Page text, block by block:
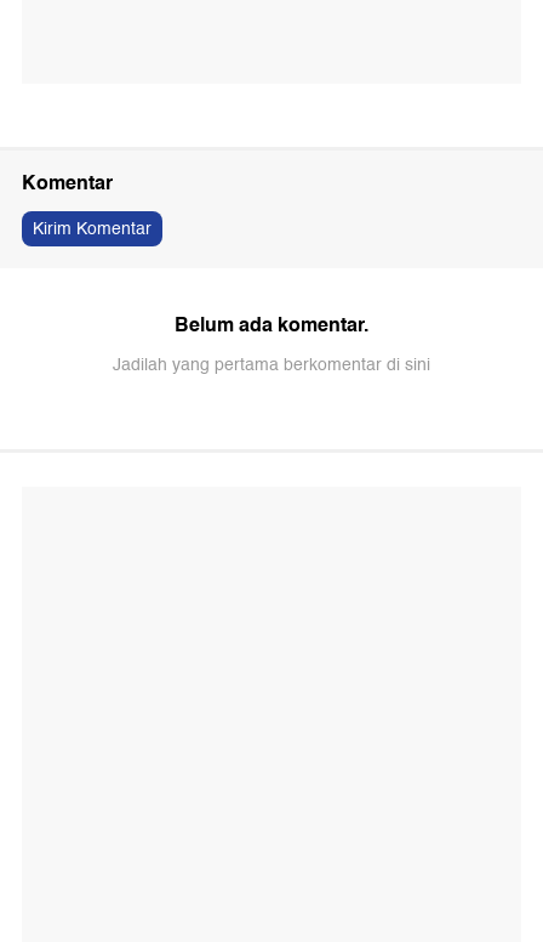
Komentar
Kirim Komentar
Belum ada komentar.
Jadilah yang pertama berkomentar di sini